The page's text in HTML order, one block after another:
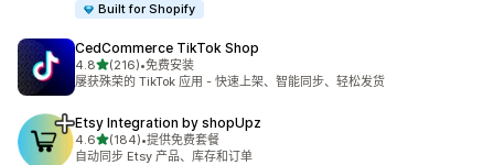
Built for Shopify
CedCommerce TikTok Shop
4.8星（满分 5 星）
(216)
总共 216 条评论
•免费安装
屡获殊荣的 TikTok 应用 - 快速上架、智能同步、轻松发货
Etsy Integration by shopUpz
4.6星（满分 5 星）
(184)
总共 184 条评论
•提供免费套餐
自动同步 Etsy 产品、库存和订单